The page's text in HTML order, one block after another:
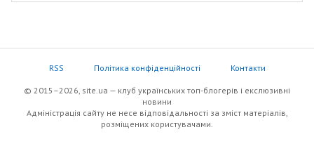
RSS Політика конфіденційності Контакти
© 2015–2026, site.ua — клуб українських топ-блогерів i екслюзивнi
новини
Адміністрація сайту не несе відповідальності за зміст матеріалів,
розміщених користувачами.